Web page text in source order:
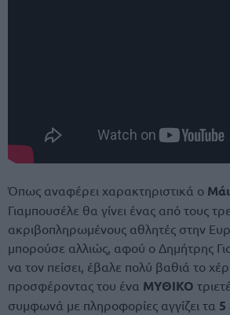
Όπως αναφέρει χαρακτηριστικά ο
Γιαμπουσέλε θα γίνει ένας από τους
ακριβοπληρωμένους αθλητές στην
μπορούσε αλλιώς, αφού ο Δημήτρης
να τον πείσει, έβαλε πολύ βαθιά το
προσφέροντας του ένα ΜΥΘΙΚΟ
συμφωνά με πληροφορίες αγγίζει τα 5